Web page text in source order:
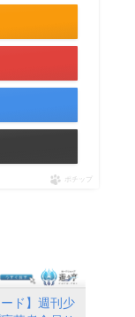
ポチップ
ード】週刊少